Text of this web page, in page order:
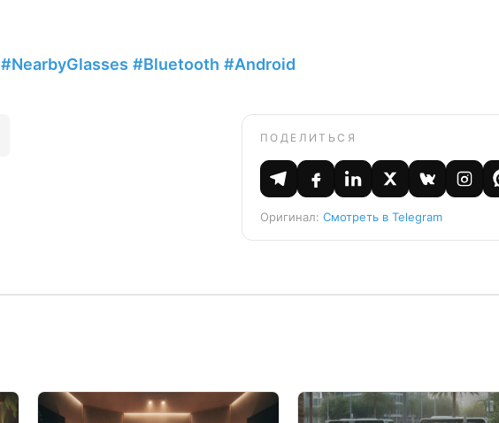
#NearbyGlasses #Bluetooth #Android
ПОДЕЛИТЬСЯ
Оригинал: Смотреть в Telegram